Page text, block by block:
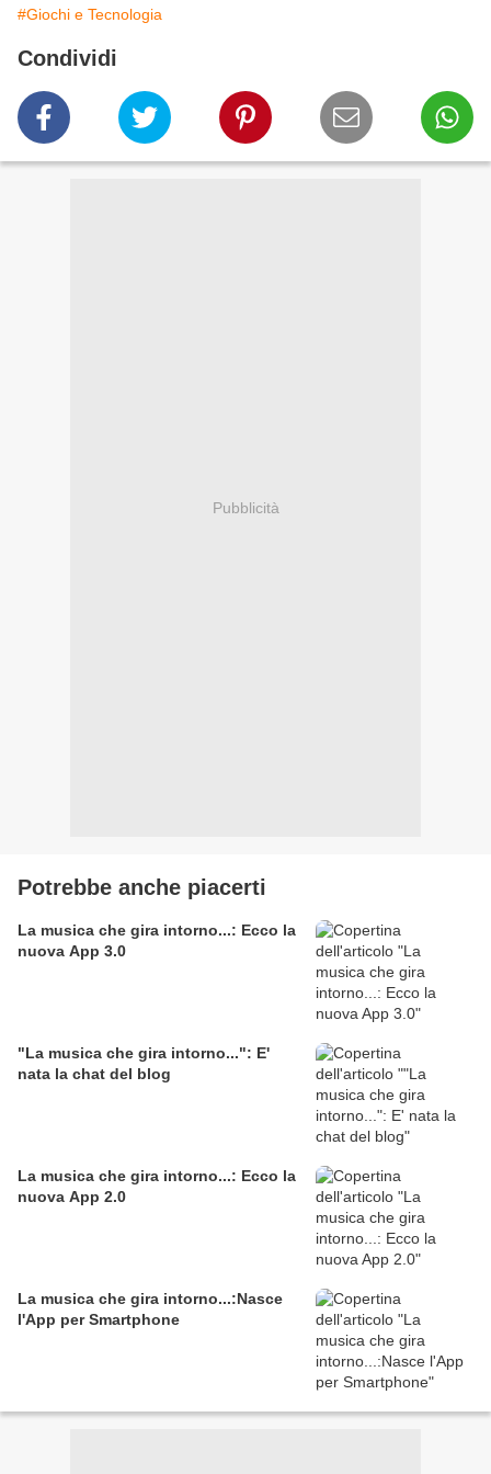
#Giochi e Tecnologia
Condividi
Pubblicità
Potrebbe anche piacerti
La musica che gira intorno...: Ecco la
nuova App 3.0
"La musica che gira intorno...": E'
nata la chat del blog
La musica che gira intorno...: Ecco la
nuova App 2.0
La musica che gira intorno...:Nasce
l'App per Smartphone